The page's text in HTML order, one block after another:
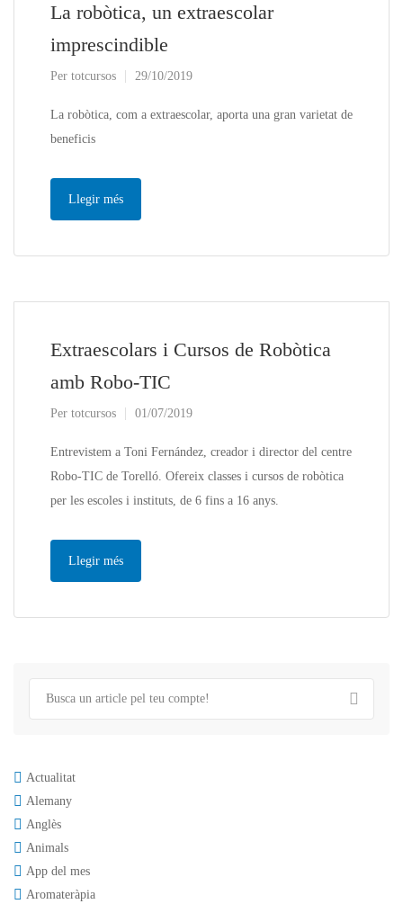
La robòtica, un extraescolar
imprescindible
Per totcursos 29/10/2019
La robòtica, com a extraescolar, aporta una gran varietat de
beneficis
Llegir més
Extraescolars i Cursos de Robòtica
amb Robo-TIC
Per totcursos 01/07/2019
Entrevistem a Toni Fernández, creador i director del centre
Robo-TIC de Torelló. Ofereix classes i cursos de robòtica
per les escoles i instituts, de 6 fins a 16 anys.
Llegir més
Actualitat
Alemany
Anglès
Animals
App del mes
Aromateràpia